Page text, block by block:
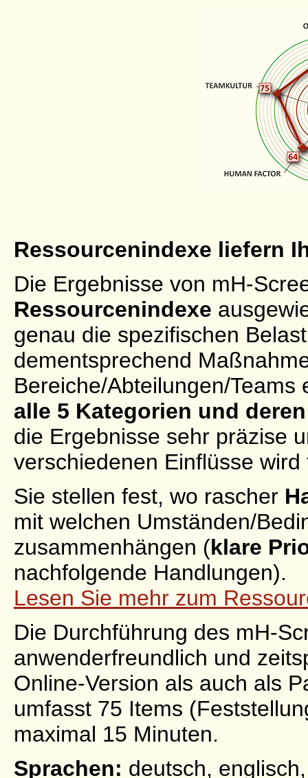
Ressourcenindexe liefern
Die Ergebnisse von mH-
Ressourcenindexe
genau die spezifischen
dementsprechend
Bereiche/Abteilungen/
alle 5 Kategorien und
die Ergebnisse sehr präzise
verschiedenen Einflüsse
Sie stellen fest, wo rascher
mit welchen Umständen/
zusammenhängen (klare
nachfolgende Handlungen).
Lesen Sie mehr zum
Die Durchführung des mH-
anwenderfreundlich und
Online-Version als auch als
umfasst 75 Items
maximal 15 Minuten.
Sprachen: deutsch,